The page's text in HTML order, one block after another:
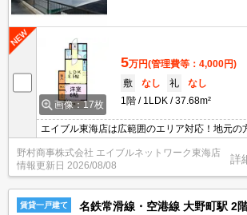
画像：17枚
5万円(管理費等：4,000円)
敷
なし 礼
なし
1階
1LDK 37.68m²
エイブル東海店は広範囲のエリア対応！地元の
野村商事株式会社 エイブルネットワーク東海店
情報更新日 2026/08/08
詳
賃貸一戸建て 名鉄常滑線・空港線 大野町駅 2